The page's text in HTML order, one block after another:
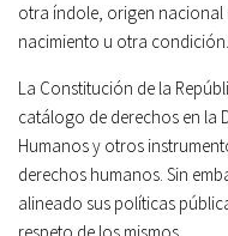
otra índole, origen
nacimiento u otra condición.
La Constitución de la
catálogo de derechos en la
Humanos y otros
derechos humanos. Sin
alineado sus políticas